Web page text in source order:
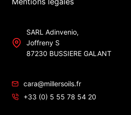
SARL Adinvenio,
Joffreny S
87230 BUSSIERE GALANT
cara@millersoils.fr
+33 (0) 5 55 78 54 20